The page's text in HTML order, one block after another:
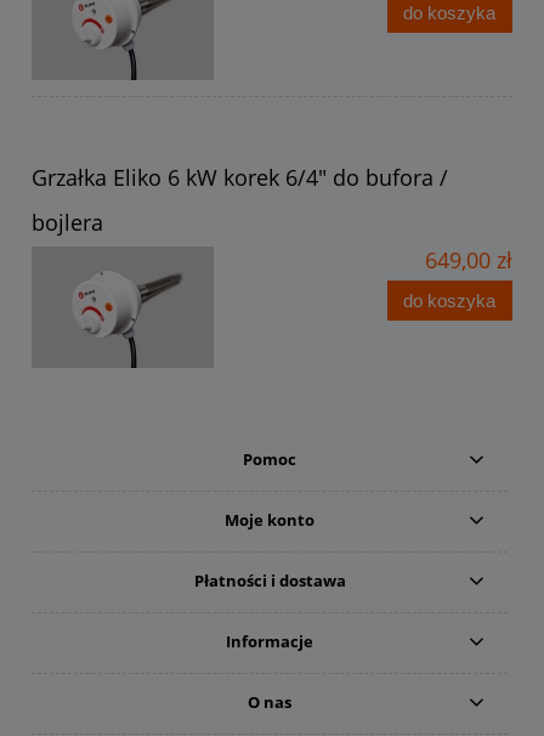
do koszyka
Grzałka Eliko 6 kW korek 6/4" do bufora /
bojlera
649,00 zł
do koszyka
Pomoc
Moje konto
Płatności i dostawa
Informacje
O nas